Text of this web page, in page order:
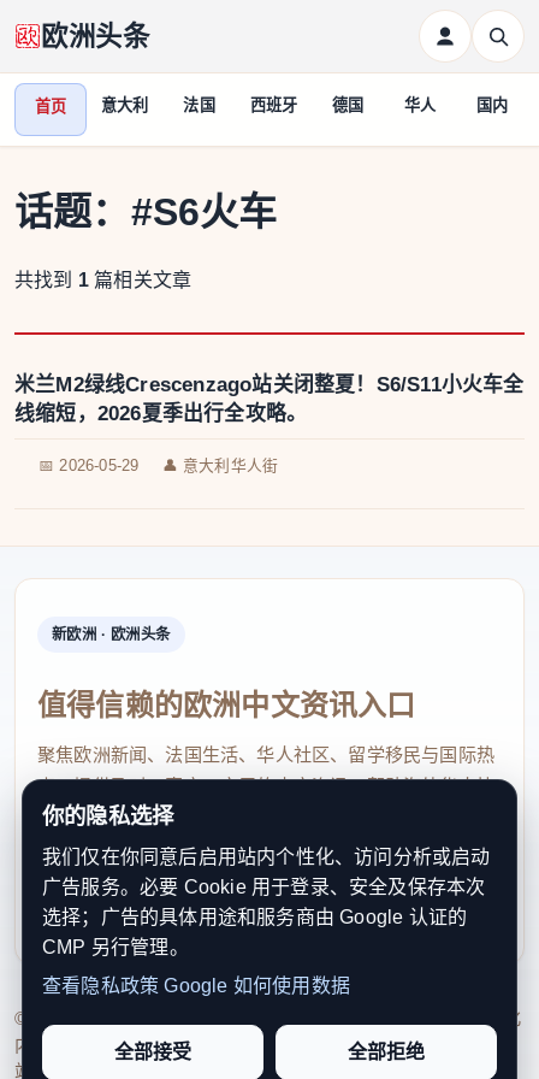
欧洲头条
首页 意大利 法国 西班牙 德国 华人 国内
话题： #S6火车
共找到 1 篇相关文章
米兰M2绿线Crescenzago站关闭整夏！S6/S11小火车全
线缩短，2026夏季出行全攻略。
📅 2026-05-29 👤 意大利华人街
新欧洲 · 欧洲头条
值得信赖的欧洲中文资讯入口
聚焦欧洲新闻、法国生活、华人社区、留学移民与国际热
点，提供及时、真实、实用的中文资讯，帮助海外华人快
速了解欧洲动态。
contact@xinouzhou.com
服务支持、版权与合作：工作日优先处理站务、投稿与权
利通知
© 2026 新欧洲·欧洲头条. All Rights Reserved. 本网站持续优化
内容透明度、联系方式与用户权利说明，以提升品牌信任感和
站点完整度。
你的隐私选择
我们仅在你同意后启用站内个性化、访问分析或启动
广告服务。必要 Cookie 用于登录、安全及保存本次
选择；广告的具体用途和服务商由 Google 认证的
CMP 另行管理。
查看隐私政策 Google 如何使用数据
全部接受 全部拒绝